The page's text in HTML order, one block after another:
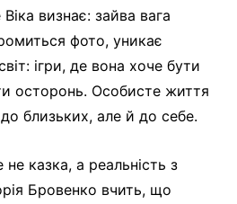
визнає: зайва вага
фото, уникає
ігри, де вона хоче бути
осторонь. Особисте життя
близьких, але й до себе.
казка, а реальність з
Бровенко вчить, що